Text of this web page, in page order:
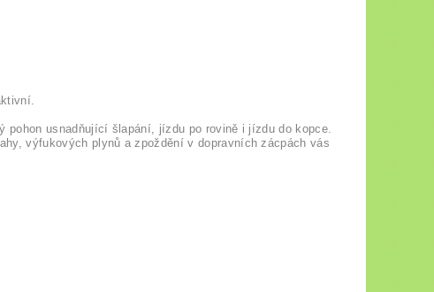
usnadňující šlapání, jízdu po rovině i jízdu do kopce.
výfukových plynů a zpoždění v dopravních zácpách vás